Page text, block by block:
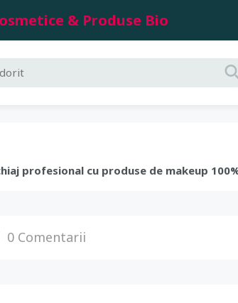
& Produse Bio
profesional cu produse de makeup
0 Comentarii